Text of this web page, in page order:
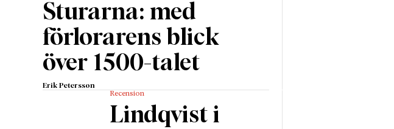
Sturarna: med
förlorarens blick
över 1500-talet
Erik Petersson
Recension
Lindqvist i